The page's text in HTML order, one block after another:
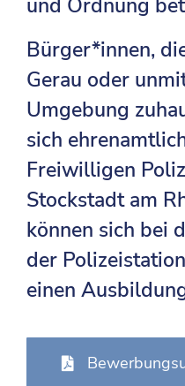
Bürger*innen,
Gerau oder
Umgebung
sich
Freiwilligen
Stockstadt am
können sich bei
der
einen